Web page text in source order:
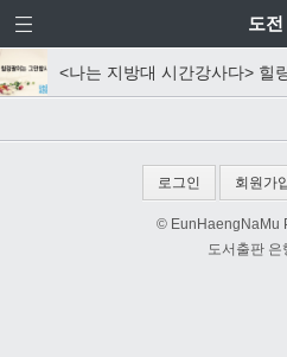
도전
<나는 지방대 시간강사다> 힐
로그인 회원가
© EunHaengNaMu
도서출판 은